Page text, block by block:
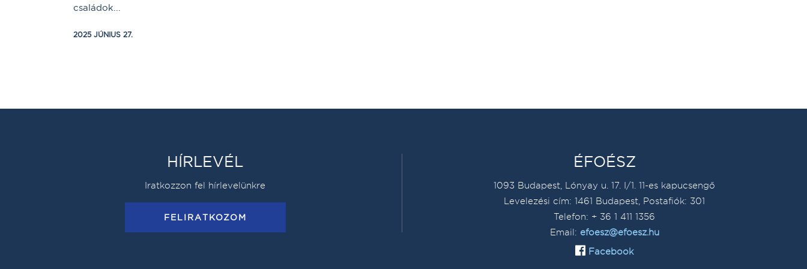
családok...
2025 JÚNIUS 27.
HÍRLEVÉL
Iratkozzon fel hírlevelünkre
FELIRATKOZOM
ÉFOÉSZ
1093 Budapest, Lónyay u. 17. I/1. 11-es kapucsengő
Levelezési cím: 1461 Budapest, Postafiók: 301
Telefon: + 36 1 411 1356
Email: efoesz@efoesz.hu
Facebook